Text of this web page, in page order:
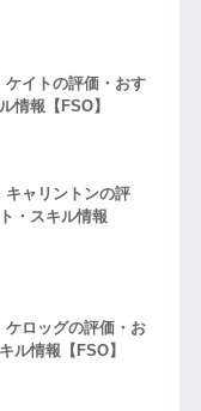
イトの評価・おす
情報【FSO】
ャリントンの評
・スキル情報
ロッグの評価・お
ル情報【FSO】